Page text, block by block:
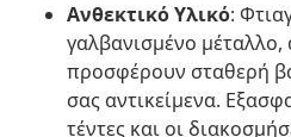
Ανθεκτικό Υλικό:
γαλβανισμένο μέταλλο,
προσφέρουν σταθερή
σας αντικείμενα.
τέντες και οι